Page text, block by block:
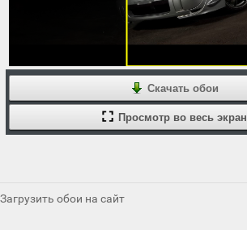
Скачать обои
Просмотр во весь экран
Загрузить обои на сайт